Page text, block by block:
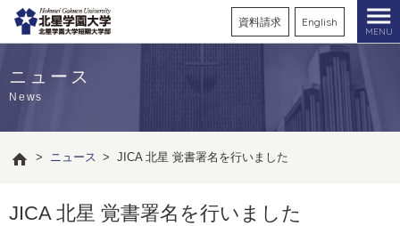
資料請求 English
MENU
ニュース
News
> ニュース > JICA 北星 覚書署名を行いました
JICA 北星 覚書署名を行いました